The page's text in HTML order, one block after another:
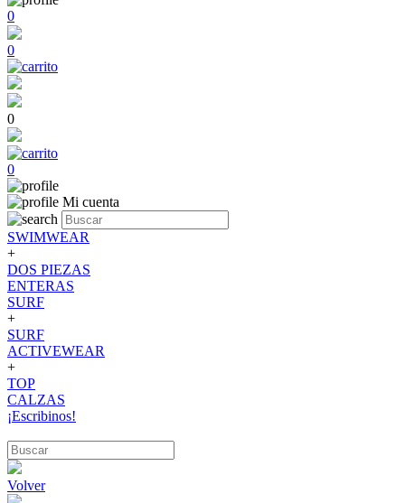
0
0
0
0
Mi cuenta
SWIMWEAR
+
DOS PIEZAS
ENTERAS
SURF
+
SURF
ACTIVEWEAR
+
TOP
CALZAS
¡Escribinos!
Volver